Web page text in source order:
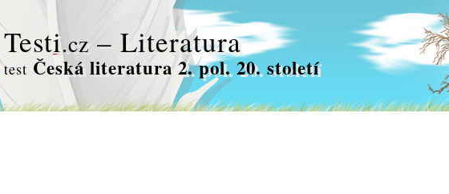
Testi.cz – Literatura
test Česká literatura 2. pol. 20. století